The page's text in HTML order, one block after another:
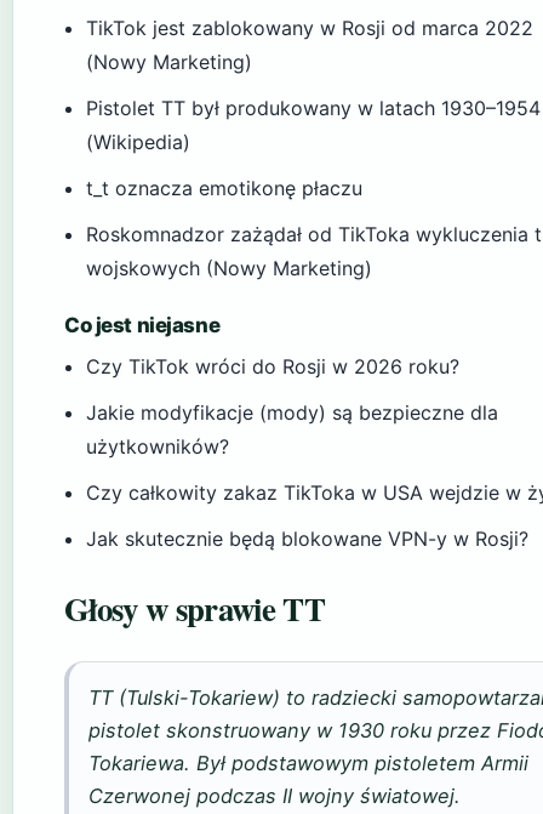
TikTok jest zablokowany w Rosji od marca 2022
(Nowy Marketing)
Pistolet TT był produkowany w latach 1930–1954
(Wikipedia)
t_t oznacza emotikonę płaczu
Roskomnadzor zażądał od TikToka wykluczenia
wojskowych (Nowy Marketing)
Co jest niejasne
Czy TikTok wróci do Rosji w 2026 roku?
Jakie modyfikacje (mody) są bezpieczne dla
użytkowników?
Czy całkowity zakaz TikToka w USA wejdzie w
Jak skutecznie będą blokowane VPN-y w Rosji?
Głosy w sprawie TT
TT (Tulski-Tokariew) to radziecki
pistolet skonstruowany w 1930 roku przez
Tokariewa. Był podstawowym pistoletem Armii
Czerwonej podczas II wojny światowej.